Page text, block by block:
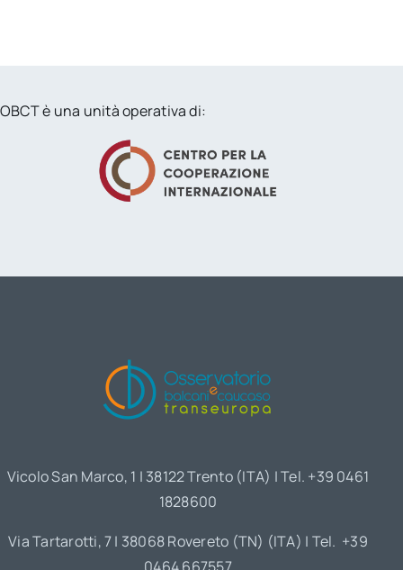
OBCT è una unità operativa di:
Vicolo San Marco, 1 | 38122 Trento (ITA) | Tel. +39 0461
1828600
Via Tartarotti, 7 | 38068 Rovereto (TN) (ITA) | Tel. +39